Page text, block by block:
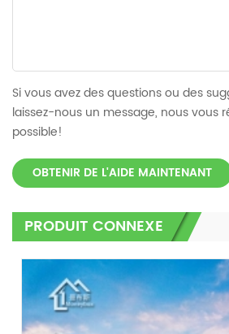
Si vous avez des questions ou des
laissez-nous un message, nous vous
possible!
OBTENIR DE L'AIDE MAINTENANT
PRODUIT CONNEXE